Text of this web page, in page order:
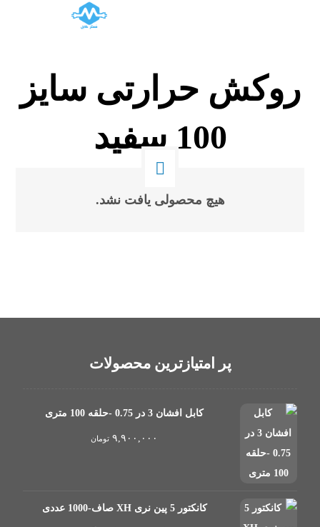
روکش حرارتی سایز
100 سفید
هیچ محصولی یافت نشد.
پر امتیازترین محصولات
کابل افشان 3 در 0.75 -حلقه 100 متری
۹,۹۰۰,۰۰۰ تومان
کانکتور 5 پین نری XH صاف-1000 عددی